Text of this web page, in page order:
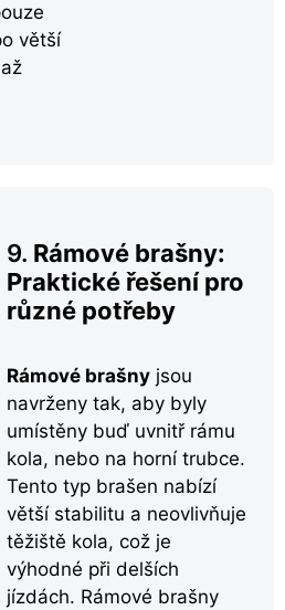
větší
9. Rámové brašny:
Praktické řešení pro
různé potřeby
Rámové brašnyjsou
navrženy tak, aby byly
umístěny buď uvnitř rámu
kola, nebo na horní trubce.
Tento typ brašen nabízí
větší stabilitu a neovlivňuje
těžiště kola, což je
výhodné při delších
jízdách. Rámové brašny